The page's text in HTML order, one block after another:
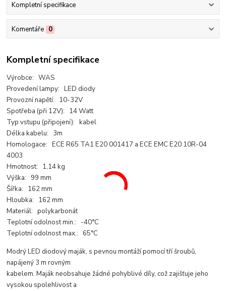
Kompletní specifikace
Komentáře 0
Kompletní specifikace
Výrobce: WAS
Provedení lampy: LED diody
Provozní napětí: 10-32V
Spotřeba (při 12V): 14 Watt
Typ vstupu (připojení): kabel
Délka kabelu: 3m
Homologace: ECE R65 TA1 E20 001417 a ECE EMC E20 10R-04
4003
Hmotnost: 1,14 kg
Výška: 99 mm
Šířka: 162 mm
Hloubka: 162 mm
Materiál: polykarbonát
Teplotní odolnost min.: -40°C
Teplotní odolnost max.: 65°C
Modrý LED diodový maják, s pevnou montáží pomocí tří šroubů,
napájený 3 m rovným
kabelem. Maják neobsahuje žádné pohyblivé díly, což zajišťuje jeho
vysokou spolehlivost a